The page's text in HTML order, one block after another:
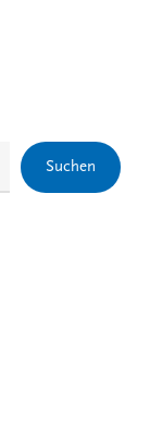
Suchen